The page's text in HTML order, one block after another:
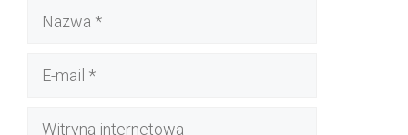
Nazwa
Witryna